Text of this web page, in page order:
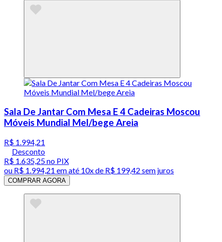
Sala De Jantar Com Mesa E 4 Cadeiras Moscou
Móveis Mundial Mel/bege Areia
R$ 1.994,21
Desconto
R$ 1.635,25no PIX
ou R$ 1.994,21 em até 10x de R$ 199,42 sem juros
COMPRAR AGORA